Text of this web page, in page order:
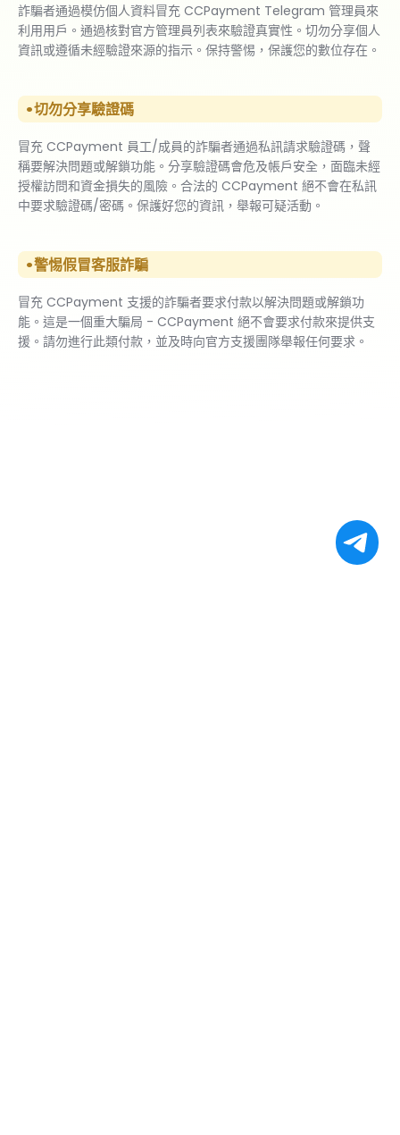
詐騙者通過模仿個人資料冒充 CCPayment Telegram 管理員來
利用用戶。通過核對官方管理員列表來驗證真實性。切勿分享個人
資訊或遵循未經驗證來源的指示。保持警惕，保護您的數位存在。
切勿分享驗證碼
冒充 CCPayment 員工/成員的詐騙者通過私訊請求驗證碼，聲
稱要解決問題或解鎖功能。分享驗證碼會危及帳戶安全，面臨未經
授權訪問和資金損失的風險。合法的 CCPayment 絕不會在私訊
中要求驗證碼/密碼。保護好您的資訊，舉報可疑活動。
警惕假冒客服詐騙
冒充 CCPayment 支援的詐騙者要求付款以解決問題或解鎖功
能。這是一個重大騙局 - CCPayment 絕不會要求付款來提供支
援。請勿進行此類付款，並及時向官方支援團隊舉報任何要求。